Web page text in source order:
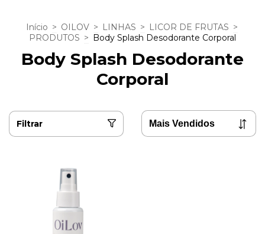
Início > OILOV > LINHAS > LICOR DE FRUTAS >
PRODUTOS > Body Splash Desodorante Corporal
Body Splash Desodorante
Corporal
Filtrar